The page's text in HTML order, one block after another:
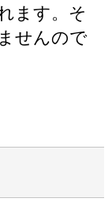
ます。そ
せんので